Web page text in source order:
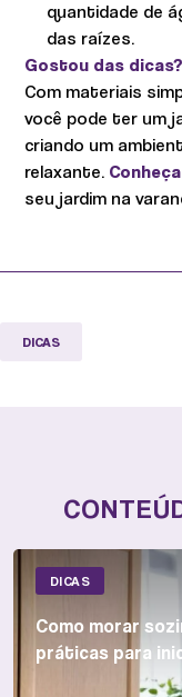
quantidade de
das raízes.
Gostou das dicas?
Com materiais
você pode ter um
criando um
relaxante.
seu jardim na
DICAS
DICAS
Como morar
práticas para